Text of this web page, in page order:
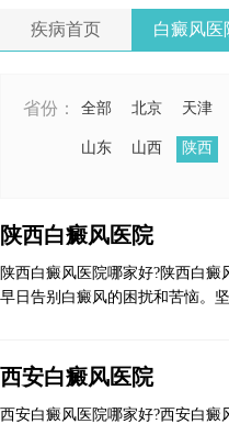
疾病首页 白癜风医
省份： 全部 北京 天津
山东 山西 陕西
陕西白癜风医院
陕西白癜风医院哪家好?陕西白
早日告别白癜风的困扰和苦恼。
西安白癜风医院
西安白癜风医院哪家好?西安白